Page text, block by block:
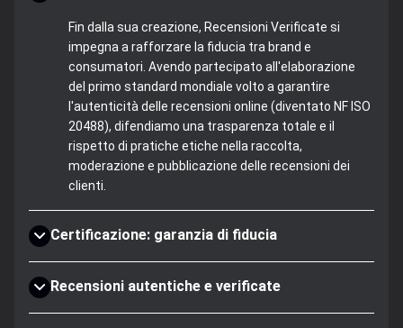
Fin dalla sua creazione, Recensioni Verificate si
impegna a rafforzare la fiducia tra brand e
consumatori. Avendo partecipato all'elaborazione
del primo standard mondiale volto a garantire
l'autenticità delle recensioni online (diventato NF ISO
20488), difendiamo una trasparenza totale e il
rispetto di pratiche etiche nella raccolta,
moderazione e pubblicazione delle recensioni dei
clienti.
Certificazione: garanzia di fiducia
Recensioni autentiche e verificate